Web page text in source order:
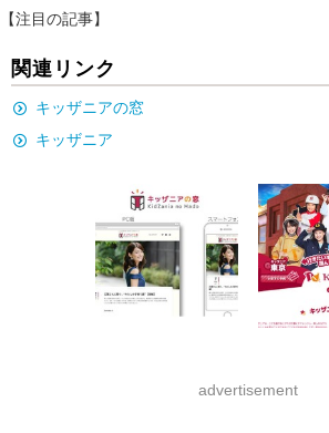
【注目の記事】
関連リンク
キッザニアの窓
キッザニア
advertisement